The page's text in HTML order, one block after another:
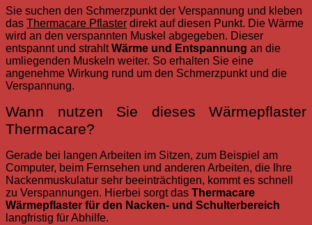
Sie suchen den Schmerzpunkt der Verspannung und kleben
das Thermacare Pflaster direkt auf diesen Punkt. Die Wärme
wird an den verspannten Muskel abgegeben. Dieser
entspannt und strahltWärme und Entspannung an die
umliegenden Muskeln weiter. So erhalten Sie eine
angenehme Wirkung rund um den Schmerzpunkt und die
Verspannung.
Wann nutzen Sie dieses Wärmepflaster
Thermacare?
Gerade bei langen Arbeiten im Sitzen, zum Beispiel am
Computer, beim Fernsehen und anderen Arbeiten, die Ihre
Nackenmuskulatur sehr beeinträchtigen, kommt es schnell
zu Verspannungen. Hierbei sorgt das Thermacare
Wärmepflaster für den Nacken- und Schulterbereich
langfristig für Abhilfe.